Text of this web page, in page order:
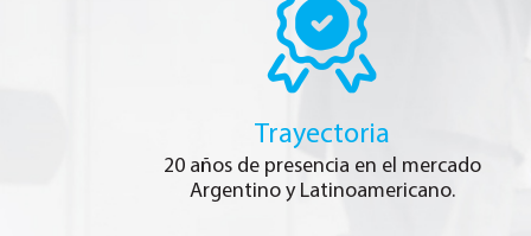
Trayectoria
20 años de presencia en el mercado
Argentino y Latinoamericano.